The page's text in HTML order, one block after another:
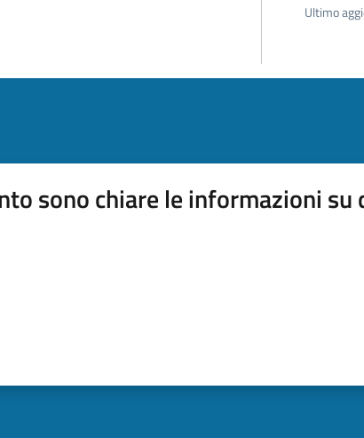
Ultimo
sono chiare le informazioni su